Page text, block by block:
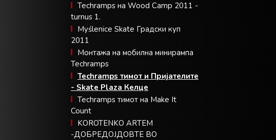
Techramps на Wood Camp 2011 -
turnus 1.
Myślenice Skate Градски куп
2011
Монтажа на мобилна минирампа
Techramps
Techramps тимот и Пријателите
- Skate Plaza Келце
Techramps тимот на Make It
Count
KOROTENKO ARTEM
-ДОБРЕДОЈДОВТЕ ВО